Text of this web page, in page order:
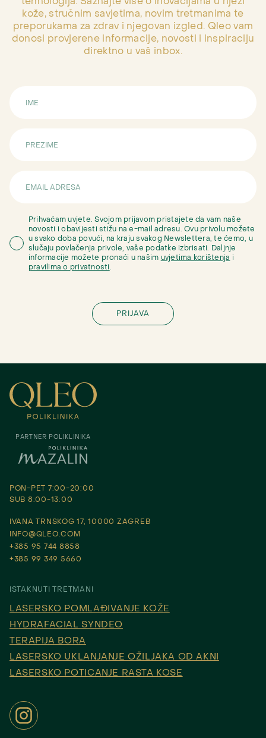
kože, stručnim savjetima, novim tretmanima te
preporukama za zdrav i njegovan izgled. Qleo vam
donosi provjerene informacije, novosti i inspiraciju
direktno u vaš inbox.
Prihvaćam uvjete. Svojom prijavom pristajete da vam naše
novosti i obavijesti stižu na e-mail adresu. Ovu privolu možete
u svako doba povući, na kraju svakog Newslettera, te ćemo, u
slučaju povlačenja privole, vaše podatke izbrisati. Daljnje
informacije možete pronaći u našim uvjetima korištenja i
pravilima o privatnosti.
PARTNER POLIKLINIKA
PON-PET 7:00-20:00
SUB 8:00-13:00
IVANA TRNSKOG 17, 10000 ZAGREB
INFO@QLEO.COM
+385 95 744 8858
+385 99 349 5660
ISTAKNUTI TRETMANI
LASERSKO POMLAĐIVANJE KOŽE
HYDRAFACIAL SYNDEO
TERAPIJA BORA
LASERSKO UKLANJANJE OŽILJAKA OD AKNI
LASERSKO POTICANJE RASTA KOSE